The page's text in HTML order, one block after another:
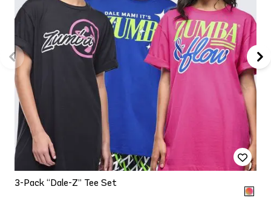
3-Pack “Dale-Z” Tee Set